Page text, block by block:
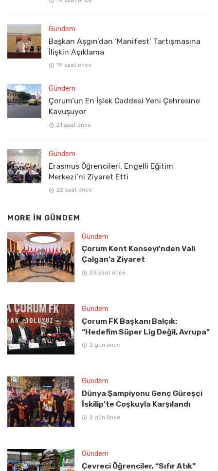
Gündem
Başkan Aşgın’dan ‘Manifest’ Tartışmasına
İlişkin Açıklama
19 saat önce
Gündem
Çorum’un En İşlek Caddesi Yeni Çehresine
Kavuşuyor
21 saat önce
Gündem
Erasmus Öğrencileri, Engelli Eğitim
Merkezi’ni Ziyaret Etti
22 saat önce
MORE IN GÜNDEM
Gündem
Çorum Kent Konseyi’nden Vali
Çalgan’a Ziyaret
23 saat önce
Gündem
Çorum FK Başkanı Balçık:
“Hedefim Süper Lig Değil, Avrupa”
2 gün önce
Gündem
Dünya Şampiyonu Genç Güreşçi
İskilip’te Coşkuyla Karşılandı
2 gün önce
Gündem
Çevreci Öğrenciler, “Sıfır Atık”